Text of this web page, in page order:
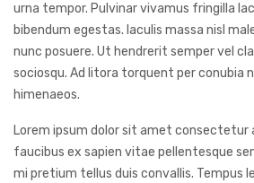
urna tempor. Pulvinar vivamus fringilla
bibendum egestas. Iaculis massa nisl
nunc posuere. Ut hendrerit semper vel
sociosqu. Ad litora torquent per conubia
himenaeos.
Lorem ipsum dolor sit amet consectetur
faucibus ex sapien vitae pellentesque
mi pretium tellus duis convallis. Tempus